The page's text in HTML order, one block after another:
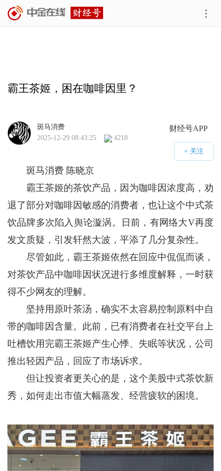
霸王茶姬，困在咖啡因里？
财经号APP
斑马消费
2025-12-29 08:43:25
4218
斑马消费 陈晓京
霸王茶姬的茶饮产品，因为咖啡因浓度高，劝
退了部分对咖啡因敏感的消费者，也让这个中式茶
饮品牌多次陷入舆论漩涡。日前，有网络大V再度
发文质疑，引发轩然大波，平添了几分复杂性。
尽管如此，霸王茶姬依然在回应中侃侃而谈，
对茶饮产品中咖啡因状况进行多维度解释，一时获
得不少网友的理解。
坚持用原叶茶汤，确实不太容易控制原料中自
带的咖啡因含量。此前，已有消费者在社交平台上
吐槽饮用完霸王茶姬产生心悸、失眠等状况，公司
推出轻因产品，回应了市场诉求。
但让投资者更关心的是，这个美股中式茶饮新
秀，如何走出市值大幅蒸发、经营疲软的困境。